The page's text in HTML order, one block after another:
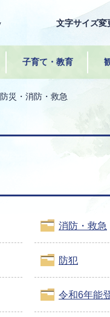
文字サイズ変
子育て・教育
防災・消防・救急
消防・救急
防犯
令和6年能